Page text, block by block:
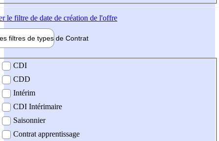
le filtre de date de création de l'offre
filtres de types de Contrat
contrat
CDI
CDD
Intérim
CDI Intérimaire
Saisonnier
Contrat apprentissage